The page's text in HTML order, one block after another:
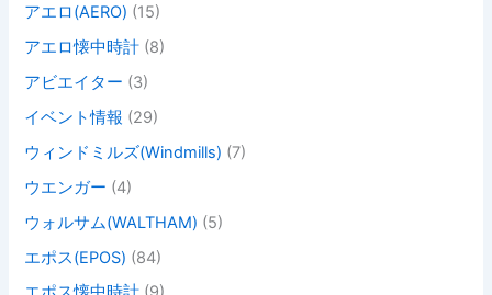
アエロ(AERO) (15)
アエロ懐中時計 (8)
アビエイター (3)
イベント情報 (29)
ウィンドミルズ(Windmills) (7)
ウエンガー (4)
ウォルサム(WALTHAM) (5)
エポス(EPOS) (84)